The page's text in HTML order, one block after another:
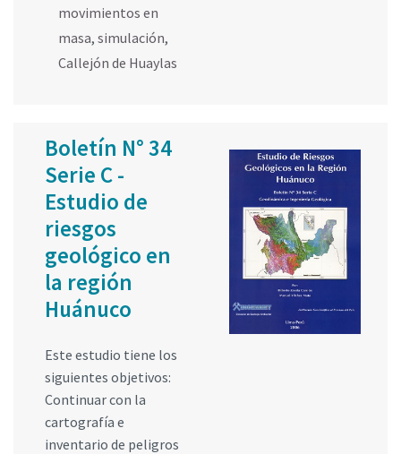
movimientos en
masa, simulación,
Callejón de Huaylas
Boletín N° 34
Serie C -
Estudio de
riesgos
geológico en
la región
Huánuco
Este estudio tiene los
siguientes objetivos:
Continuar con la
cartografía e
inventario de peligros